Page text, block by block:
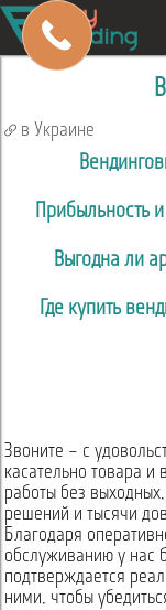
в Украине
Прибыльность
Выгодна ли
Где купить
Звоните – с
касательно товара
работы без
решений и тысячи
Благодаря
обслуживанию у нас
подтверждается
ними, чтобы